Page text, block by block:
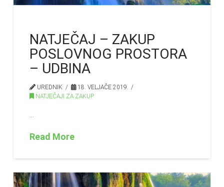
NATJEČAJ – ZAKUP
POSLOVNOG PROSTORA
– UDBINA
UREDNIK
18. VELJAČE 2019.
NATJEČAJI ZA ZAKUP
…
Read More